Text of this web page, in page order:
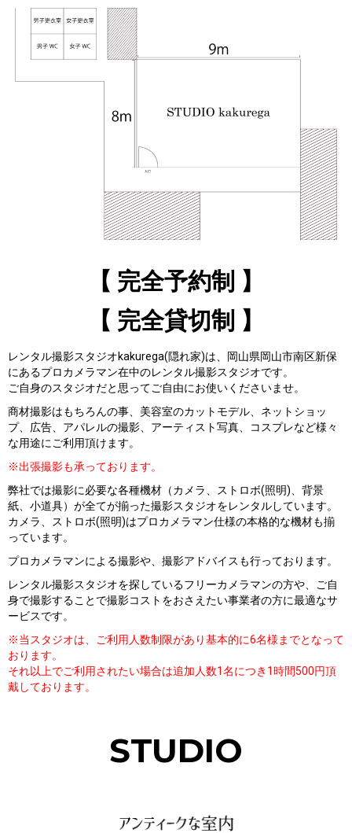
【 完全予約制 】
【 完全貸切制 】
レンタル撮影スタジオkakurega(隠れ家)は、岡山県岡山市南区新保
にあるプロカメラマン在中のレンタル撮影スタジオです。
ご自身のスタジオだと思ってご自由にお使いくださいませ。
商材撮影はもちろんの事、美容室のカットモデル、ネットショッ
プ、広告、アパレルの撮影、アーティスト写真、コスプレなど様々
な用途にご利用頂けます。
※出張撮影も承っております。
弊社では撮影に必要な各種機材（カメラ、ストロボ(照明)、背景
紙、小道具）が全てが揃った撮影スタジオをレンタルしています。
カメラ、ストロボ(照明)はプロカメラマン仕様の本格的な機材も揃
っています。
プロカメラマンによる撮影や、撮影アドバイスも行っております。
レンタル撮影スタジオを探しているフリーカメラマンの方や、ご自
身で撮影することで撮影コストをおさえたい事業者の方に最適なサ
ービスです。
※当スタジオは、ご利用人数制限があり基本的に6名様までとなって
おります。
それ以上でご利用されたい場合は追加人数1名につき1時間500円頂
戴しております。
STUDIO